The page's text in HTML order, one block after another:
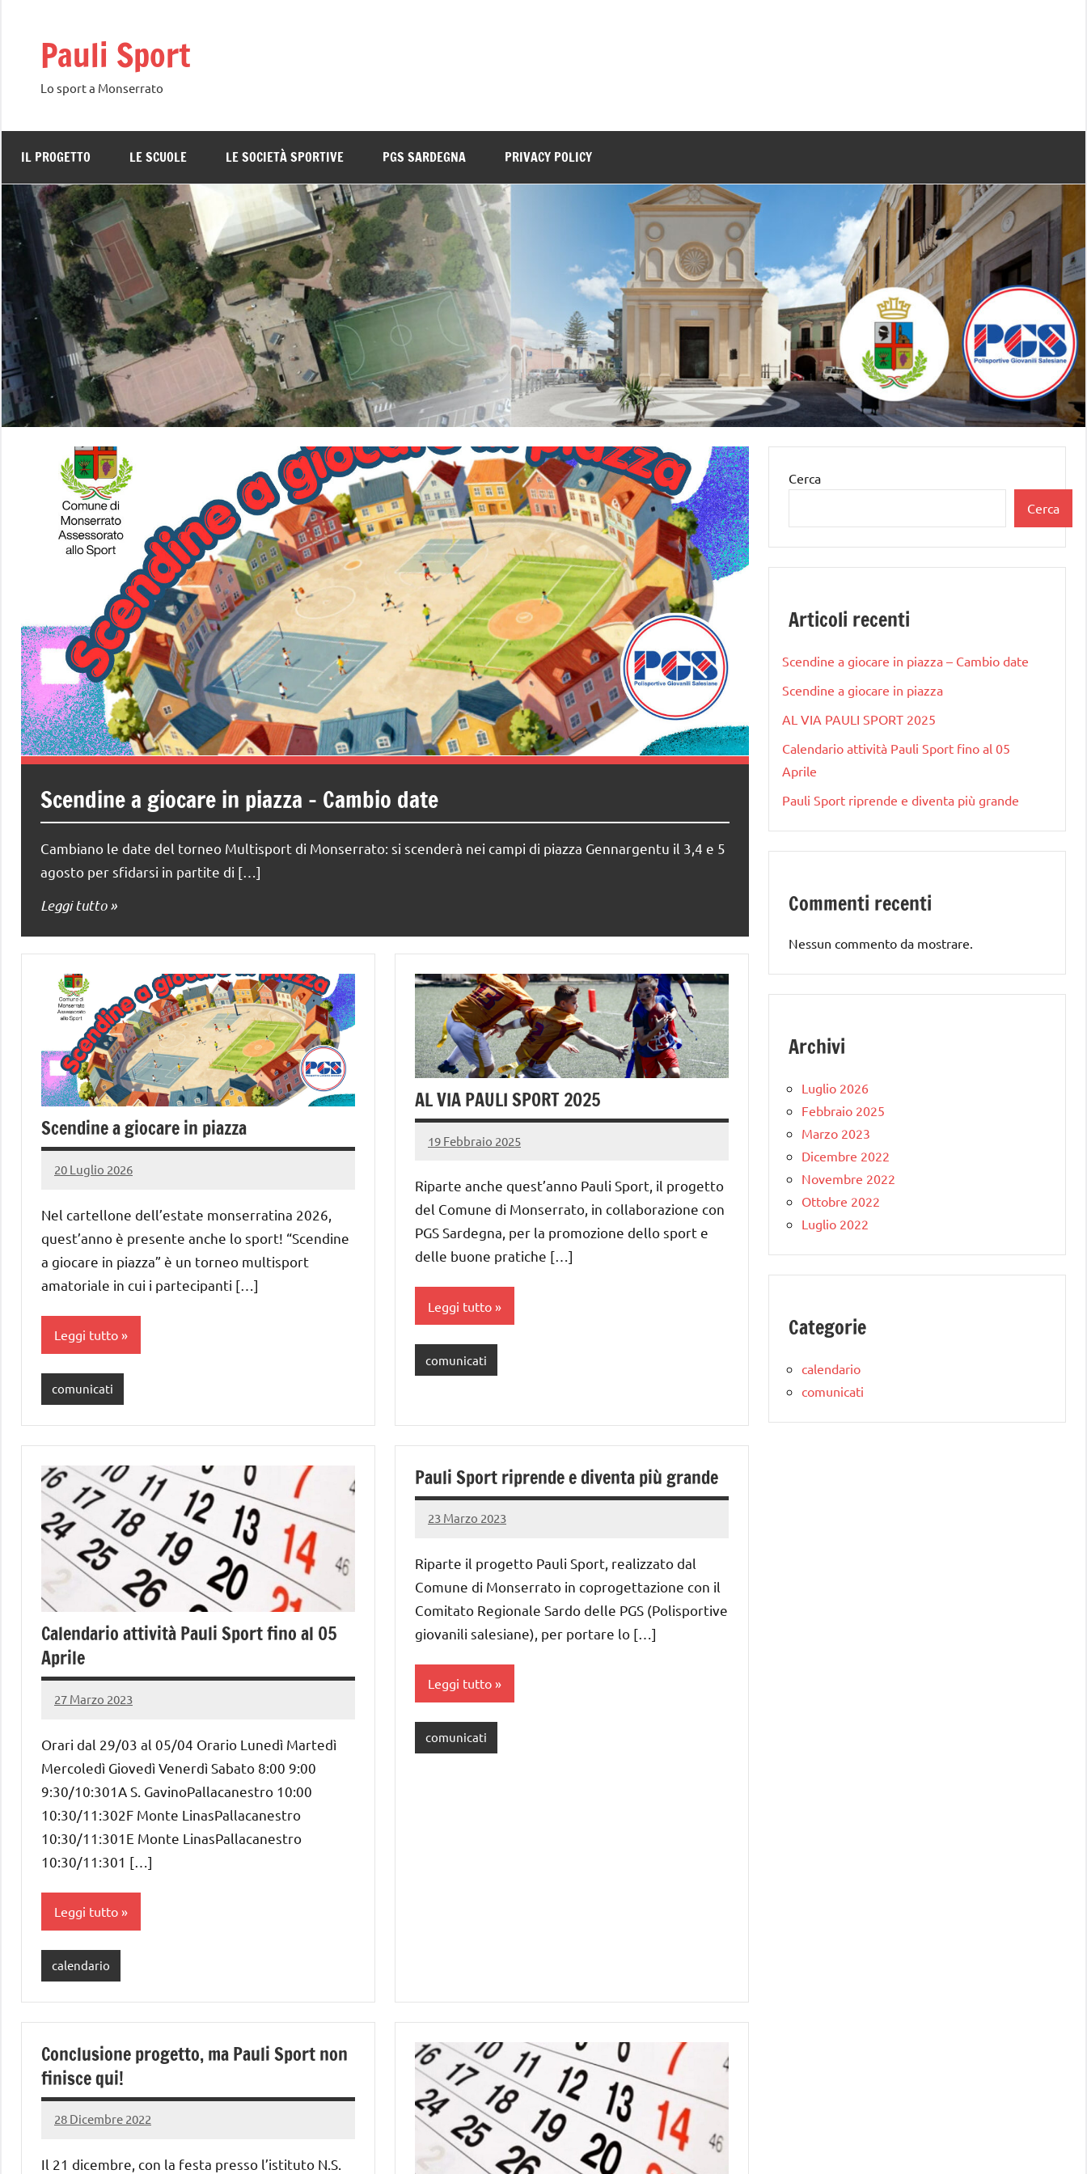
contenutoPauli Sport
Lo sport a Monserrato
IL PROGETTO LE SCUOLE LE SOCIETÀ SPORTIVE PGS SARDEGNA PRIVACY POLICY
Scendine a giocare in piazza – Cambio date
Cambiano le date del torneo Multisport di Monserrato: si scenderà nei campi di piazza Gennargentu il 3,4 e 5
agosto per sfidarsi in partite di […]
Leggi tutto
Scendine a giocare in piazza
20 Luglio 2026
PauliSport
Nessun
Nel cartellone dell’estate monserratina 2026,
quest’anno è presente anche lo sport! “Scendine
a giocare in piazza” è un torneo multisport
amatoriale in cui i partecipanti […]
Leggi tutto
comunicati
AL VIA PAULI SPORT 2025
19 Febbraio 2025
PauliSport
Nessun
Riparte anche quest’anno Pauli Sport, il progetto
del Comune di Monserrato, in collaborazione con
PGS Sardegna, per la promozione dello sport e
delle buone pratiche […]
Leggi tutto
comunicati
Calendario attività Pauli Sport fino al 05
Aprile
27 Marzo 2023
PauliSport
Nessun
Orari dal 29/03 al 05/04 Orario Lunedì Martedì
Mercoledì Giovedì Venerdì Sabato 8:00 9:00
9:30/10:301A S. GavinoPallacanestro 10:00
10:30/11:302F Monte LinasPallacanestro
10:30/11:301E Monte LinasPallacanestro
10:30/11:301 […]
Leggi tutto
calendario
Pauli Sport riprende e diventa più grande
23 Marzo 2023
PauliSport
Nessun
Riparte il progetto Pauli Sport, realizzato dal
Comune di Monserrato in coprogettazione con il
Comitato Regionale Sardo delle PGS (Polisportive
giovanili salesiane), per portare lo […]
Leggi tutto
comunicati
Conclusione progetto, ma Pauli Sport non
finisce qui!
28 Dicembre 2022
PauliSport
Nessun
Il 21 dicembre, con la festa presso l’istituto N.S.
Cerca
Cerca
Articoli recenti
Scendine a giocare in piazza – Cambio date
Scendine a giocare in piazza
AL VIA PAULI SPORT 2025
Calendario attività Pauli Sport fino al 05
Aprile
Pauli Sport riprende e diventa più grande
Commenti recenti
Nessun commento da mostrare.
Archivi
Luglio 2026
Febbraio 2025
Marzo 2023
Dicembre 2022
Novembre 2022
Ottobre 2022
Luglio 2022
Categorie
calendario
comunicati